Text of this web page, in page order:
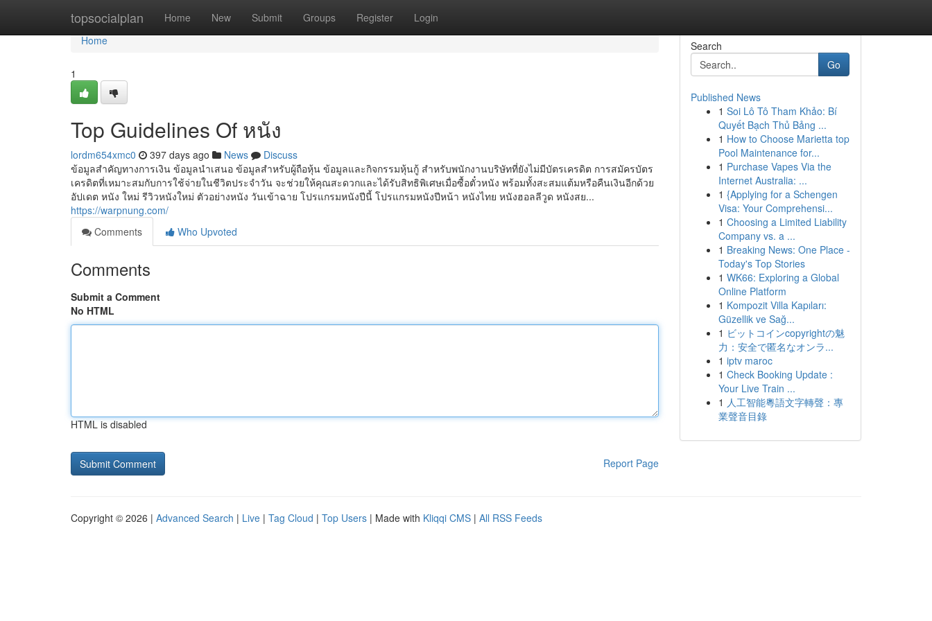
topsocialplan Home New Submit Groups Register Login
Home
Home
1
Top Guidelines Of หนัง
lordm654xmc0 397 days ago News
Discuss
ข้อมูลสำคัญทางการเงิน ข้อมูลนำเสนอ ข้อมูลสำหรับผู้ถือหุ้น ข้อมูลและกิจกรรมหุ้นกู้ สำหรับพนักงานบริษัทที่ยังไม่มีบัตรเครดิต การสมัครบัตร
เครดิตที่เหมาะสมกับการใช้จ่ายในชีวิตประจำวัน จะช่วยให้คุณสะดวกและได้รับสิทธิพิเศษเมื่อซื้อตั๋วหนัง พร้อมทั้งสะสมแต้มหรือคืนเงินอีกด้วย
อัปเดต หนัง ใหม่ รีวิวหนังใหม่ ตัวอย่างหนัง วันเข้าฉาย โปรแกรมหนังปีนี้ โปรแกรมหนังปีหน้า หนังไทย หนังฮอลลีวูด หนังสย...
https://warpnung.com/
Comments
Who Upvoted
Comments
Submit a Comment
No HTML
HTML is disabled
Report Page
Search
Go
Published News
1 Soi Lô Tô Tham Khảo: Bí
Quyết Bạch Thủ Bảng ...
1 How to Choose Marietta top
Pool Maintenance for...
1 Purchase Vapes Via the
Internet Australia: ...
1 {Applying for a Schengen
Visa: Your Comprehensi...
1 Choosing a Limited Liability
Company vs. a ...
1 Breaking News: One Place -
Today's Top Stories
1 WK66: Exploring a Global
Online Platform
1 Kompozit Villa Kapıları:
Güzellik ve Sağ...
1 ビットコインcopyrightの魅
力：安全で匿名なオンラ...
1 iptv maroc
1 Check Booking Update :
Your Live Train ...
1 人工智能粵語文字轉聲：專
業聲音目錄
Copyright © 2026 | Advanced Search | Live | Tag Cloud | Top Users | Made with Kliqqi CMS | All RSS Feeds